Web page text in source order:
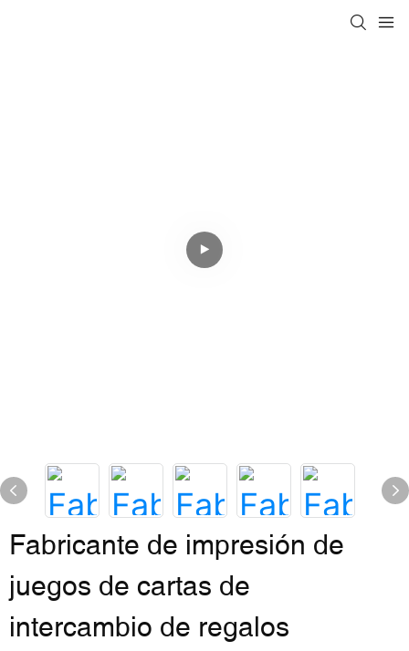
Fabricante de impresión de
juegos de cartas de
intercambio de regalos